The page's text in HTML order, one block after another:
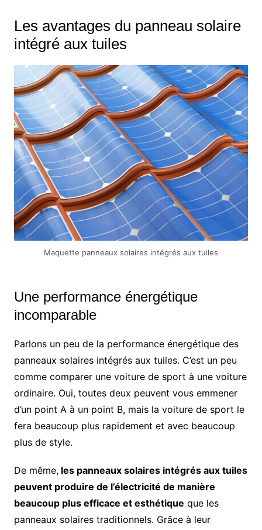
Les avantages du panneau solaire
intégré aux tuiles
Maquette panneaux solaires intégrés aux tuiles
Une performance énergétique
incomparable
Parlons un peu de la performance énergétique des
panneaux solaires intégrés aux tuiles. C’est un peu
comme comparer une voiture de sport à une voiture
ordinaire. Oui, toutes deux peuvent vous emmener
d’un point A à un point B, mais la voiture de sport le
fera beaucoup plus rapidement et avec beaucoup
plus de style.
De même,les panneaux solaires intégrés aux tuiles
peuvent produire de l’électricité de manière
beaucoup plus efficace et esthétique que les
panneaux solaires traditionnels. Grâce à leur